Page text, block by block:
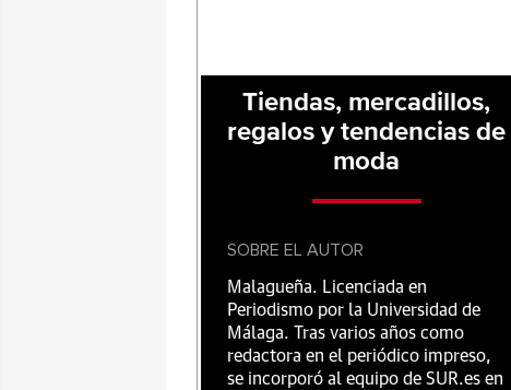
Tiendas, mercadillos,
regalos y tendencias de
moda
SOBRE EL AUTOR
Malagueña. Licenciada en
Periodismo por la Universidad de
Málaga. Tras varios años como
redactora en el periódico impreso,
se incorporó al equipo de SUR.es en